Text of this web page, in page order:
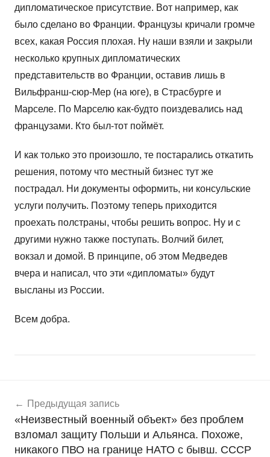
дипломатическое присутствие. Вот например, как
было сделано во Франции. Французы кричали громче
всех, какая Россия плохая. Ну наши взяли и закрыли
несколько крупных дипломатических
представительств во Франции, оставив лишь в
Вильфранш-сюр-Мер (на юге), в Страсбурге и
Марселе. По Марселю как-будто поиздевались над
французами. Кто был-тот поймёт.
И как только это произошло, те постарались откатить
решения, потому что местный бизнес тут же
пострадал. Ни документы оформить, ни консульские
услуги получить. Поэтому теперь приходится
проехать полстраны, чтобы решить вопрос. Ну и с
другими нужно также поступать. Волчий билет,
вокзал и домой. В принципе, об этом Медведев
вчера и написал, что эти «дипломаты» будут
высланы из России.
Всем добра.
о
в
о
с
по
записям
Предыдущая запись
«Неизвестный военный объект» без проблем
взломал защиту Польши и Альянса. Похоже,
никакого ПВО на границе НАТО с бывш. СССР